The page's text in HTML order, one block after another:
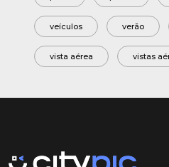
veículos verão
vista aérea vistas